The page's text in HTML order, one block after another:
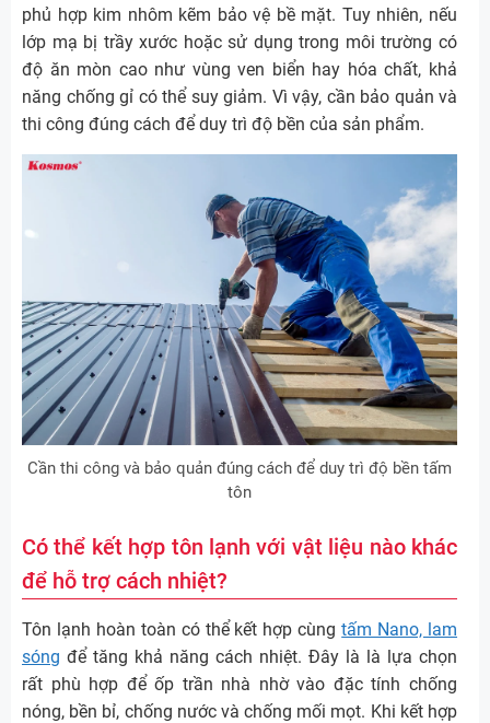
phủ hợp kim nhôm kẽm bảo vệ bề mặt. Tuy nhiên, nếu
lớp mạ bị trầy xước hoặc sử dụng trong môi trường có
độ ăn mòn cao như vùng ven biển hay hóa chất, khả
năng chống gỉ có thể suy giảm. Vì vậy, cần bảo quản và
thi công đúng cách để duy trì độ bền của sản phẩm.
Cần thi công và bảo quản đúng cách để duy trì độ bền tấm
tôn
Có thể kết hợp tôn lạnh với vật liệu nào khác
để hỗ trợ cách nhiệt?
Tôn lạnh hoàn toàn có thể kết hợp cùngtấm Nano, lam
sóng để tăng khả năng cách nhiệt. Đây là là lựa chọn
rất phù hợp để ốp trần nhà nhờ vào đặc tính chống
nóng, bền bỉ, chống nước và chống mối mọt. Khi kết hợp